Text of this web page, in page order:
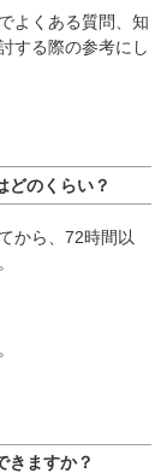
よくある質問、知
する際の参考にし
のくらい？
から、72時間以
ますか？